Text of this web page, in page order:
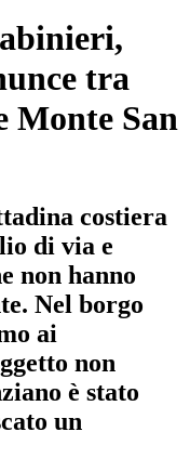
tra
Monte San
costiera
di via e
non hanno
Nel borgo
ai
non
è stato
un